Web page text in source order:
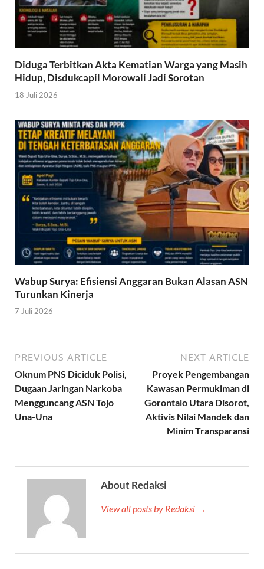
Diduga Terbitkan Akta Kematian Warga yang Masih
Hidup, Disdukcapil Morowali Jadi Sorotan
18 Juli 2026
Wabup Surya: Efisiensi Anggaran Bukan Alasan ASN
Turunkan Kinerja
7 Juli 2026
PREVIOUS ARTICLE
Oknum PNS Diciduk Polisi,
Dugaan Jaringan Narkoba
Mengguncang ASN Tojo
Una-Una
NEXT ARTICLE
Proyek Pengembangan
Kawasan Permukiman di
Gorontalo Utara Disorot,
Aktivis Nilai Mandek dan
Minim Transparansi
About Redaksi
View all posts by Redaksi →